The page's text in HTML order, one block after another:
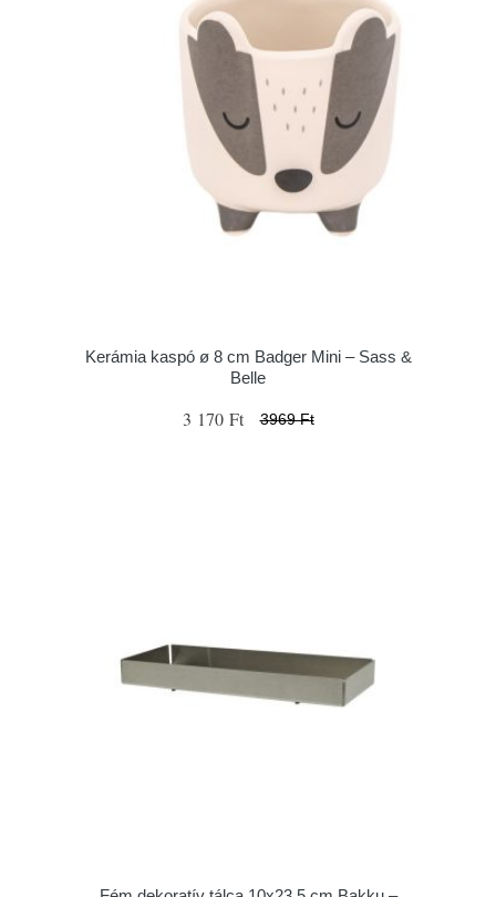
Kerámia kaspó ø 8 cm Badger Mini – Sass &
Belle
3 170 Ft 3969 Ft